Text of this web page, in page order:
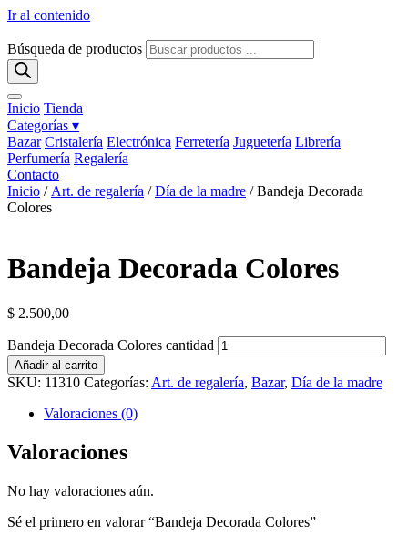
Ir al contenido
Búsqueda de productos
Inicio Tienda
Categorías ▾
Bazar Cristalería Electrónica Ferretería Juguetería Librería
Perfumería Regalería
Contacto
Inicio / Art. de regalería /Día de la madre / Bandeja Decorada
Colores
Bandeja Decorada Colores
$ 2.500,00
Bandeja Decorada Colores cantidad
Añadir al carrito
SKU: 11310 Categorías: Art. de regalería, Bazar, Día de la madre
Valoraciones (0)
Valoraciones
No hay valoraciones aún.
Sé el primero en valorar “Bandeja Decorada Colores”